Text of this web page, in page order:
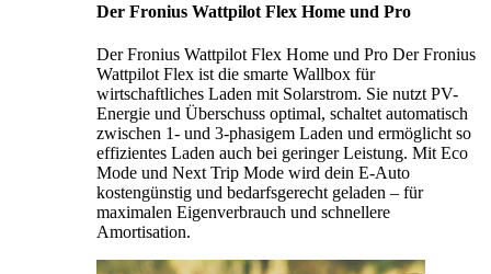
Der Fronius Wattpilot Flex Home und Pro
Der Fronius Wattpilot Flex Home und Pro Der Fronius
Wattpilot Flex ist die smarte Wallbox für
wirtschaftliches Laden mit Solarstrom. Sie nutzt PV-
Energie und Überschuss optimal, schaltet automatisch
zwischen 1- und 3-phasigem Laden und ermöglicht so
effizientes Laden auch bei geringer Leistung. Mit Eco
Mode und Next Trip Mode wird dein E-Auto
kostengünstig und bedarfsgerecht geladen – für
maximalen Eigenverbrauch und schnellere
Amortisation.